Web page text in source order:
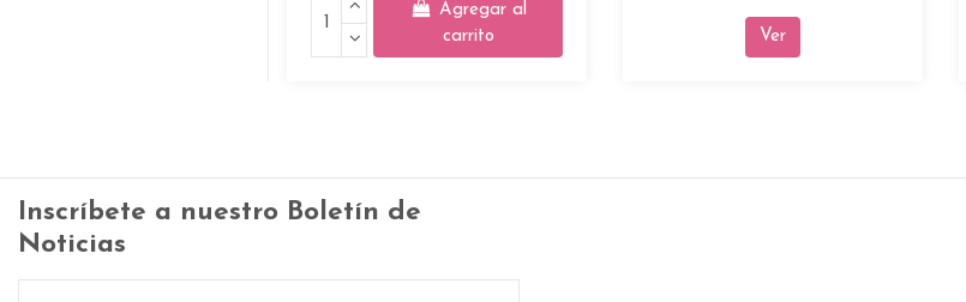
Agregar al
carrito
Ver
Inscríbete a nuestro Boletín de
Noticias